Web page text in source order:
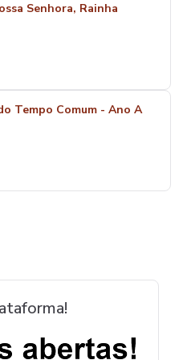
Senhora, Rainha
Tempo Comum - Ano A